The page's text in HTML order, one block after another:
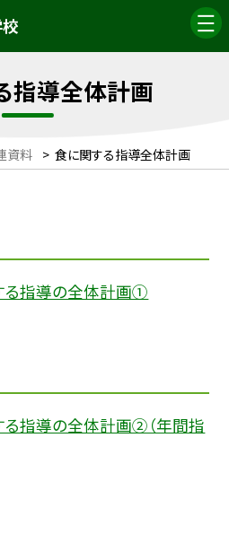
指導全体計画
資料 > 食に関する指導全体計画
る指導の全体計画①
る指導の全体計画②（年間指